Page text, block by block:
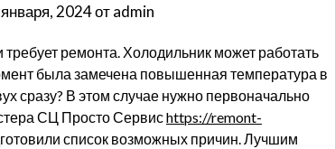
2024отadmin
ремонта. Холодильник может работать
была замечена повышенная температура в
сразу? В этом случае нужно первоначально
СЦ Просто Сервисhttps://remont-
список возможных причин. Лучшим